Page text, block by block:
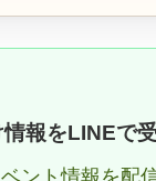
報をLINEで